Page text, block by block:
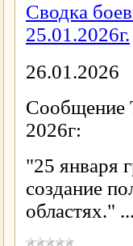
Сводка
25.01.2026г.
26.01.2026
Сообщение
2026г:
"25 января
создание
областях."